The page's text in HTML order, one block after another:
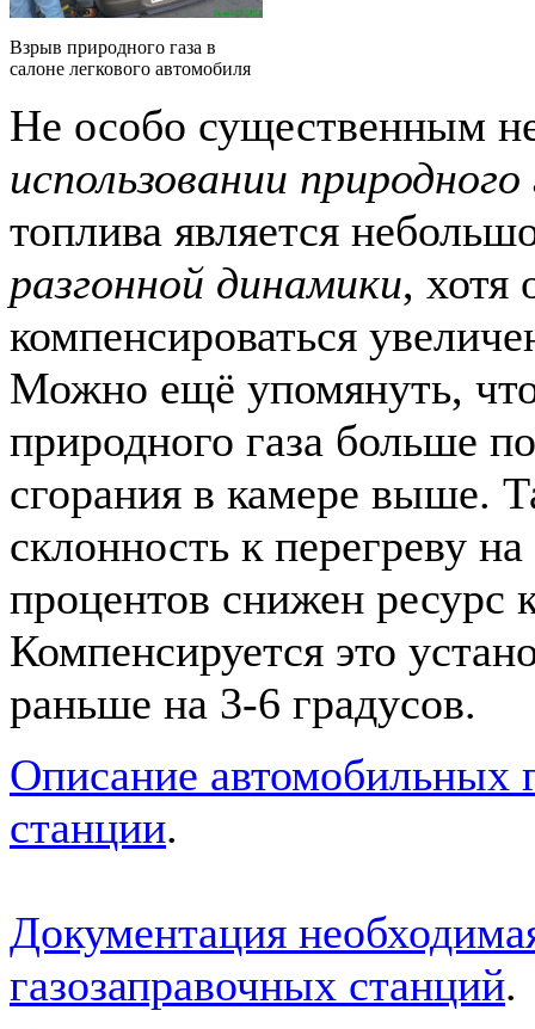
Взрыв природного газа в
салоне легкового автомобиля
Не особо существенным
использовании природного
топлива является
разгонной динамики, хотя
компенсироваться
Можно ещё упомянуть,
природного газа больше
сгорания в камере выше.
склонность к перегреву на
процентов снижен ресурс
Компенсируется это
раньше на 3-6 градусов.
Описание автомобильных
станции.
Документация
газозаправочных станций.